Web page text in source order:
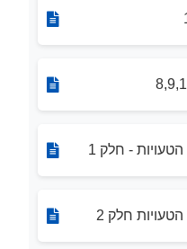
- חלק 1
חלק 2